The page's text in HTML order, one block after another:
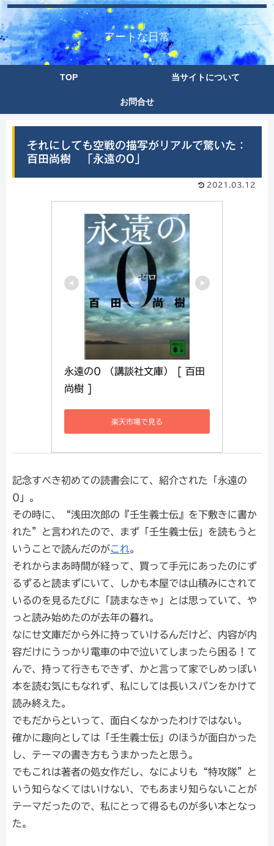
アートな日常
TOP 当サイトについて
お問合せ
それにしても空戦の描写がリアルで驚いた：
百田尚樹 「永遠の0」
2021.03.12
永遠の0 （講談社文庫） [ 百田
尚樹 ]
楽天市場で見る
記念すべき初めての読書会にて、紹介された「永遠の
0」。
その時に、“浅田次郎の『壬生義士伝』を下敷きに書か
れた”と言われたので、まず「壬生義士伝」を読もうと
いうことで読んだのがこれ。
それからまあ時間が経って、買って手元にあったのにず
るずると読まずにいて、しかも本屋では山積みにされて
いるのを見るたびに「読まなきゃ」とは思っていて、や
っと読み始めたのが去年の暮れ。
なにせ文庫だから外に持っていけるんだけど、内容が内
容だけにうっかり電車の中で泣いてしまったら困る！て
んで、持って行きもできず、かと言って家でしめっぽい
本を読む気にもなれず、私にしては長いスパンをかけて
読み終えた。
でもだからといって、面白くなかったわけではない。
確かに趣向としては「壬生義士伝」のほうが面白かった
し、テーマの書き方もうまかったと思う。
でもこれは著者の処女作だし、なによりも“特攻隊”と
いう知らなくてはいけない、でもあまり知らないことが
テーマだったので、私にとって得るものが多い本となっ
た。